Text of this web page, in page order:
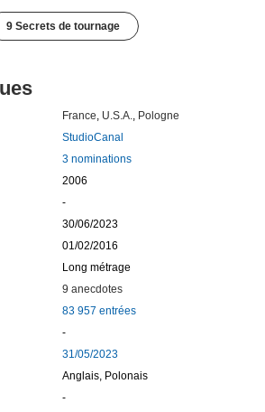
9 Secrets de tournage
France, U.S.A., Pologne
StudioCanal
3 nominations
2006
-
30/06/2023
01/02/2016
Long métrage
9 anecdotes
83 957 entrées
-
31/05/2023
Anglais, Polonais
-